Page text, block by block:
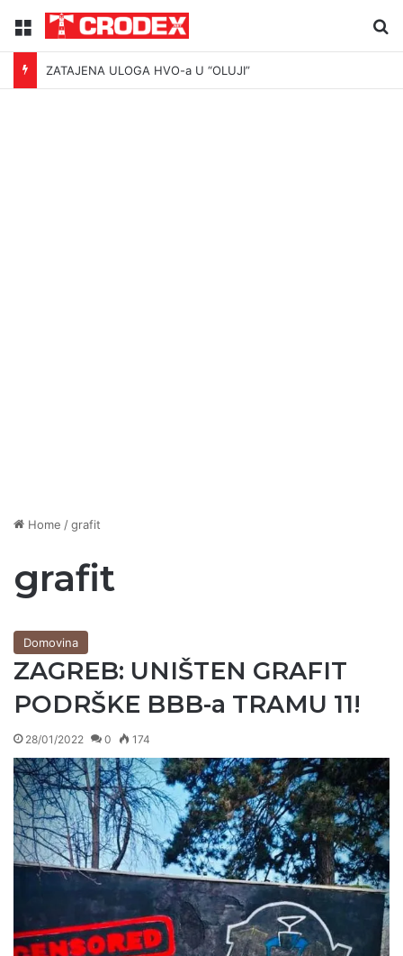
Menu
ZATAJENA ULOGA HVO-a U “OLUJI”
Home /grafit
grafit
Domovina
ZAGREB: UNIŠTEN GRAFIT
PODRŠKE BBB-a TRAMU 11!
28/01/2022 0 174